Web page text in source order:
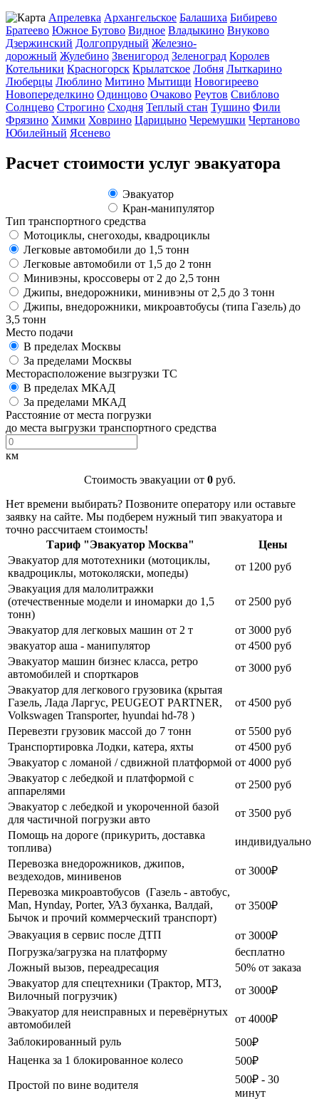
Апрелевка Архангельское Балашиха Бибирево
Братеево Южное Бутово Видное Владыкино Внуково
Дзержинский Долгопрудный Железно-
дорожный Жулебино Звенигород Зеленоград Королев
Котельники Красногорск Крылатское Лобня Лыткарино
Люберцы Люблино Митино Мытищи Новогиреево
Новопеределкино Одинцово Очаково Реутов Свиблово
Солнцево Строгино Сходня Теплый стан Тушино Фили
Фрязино Химки Ховрино Царицыно Черемушки Чертаново
Юбилейный Ясенево
Расчет стоимости услуг эвакуатора
Эвакуатор
Кран-манипулятор
Тип транспортного средства
Мотоциклы, снегоходы, квадроциклы
Легковые автомобили до 1,5 тонн
Легковые автомобили от 1,5 до 2 тонн
Минивэны, кроссоверы от 2 до 2,5 тонн
Джипы, внедорожники, минивэны от 2,5 до 3 тонн
Джипы, внедорожники, микроавтобусы (типа Газель) до
3,5 тонн
Место подачи
В пределах Москвы
За пределами Москвы
Месторасположение вызгрузки ТС
В пределах МКАД
За пределами МКАД
Расстояние от места погрузки
до места выгрузки транспортного средства
км
Стоимость эвакуации от 0руб.
Нет времени выбирать? Позвоните оператору или оставьте
заявку на сайте. Мы подберем нужный тип эвакуатора и
точно рассчитаем стоимость!
Тариф "Эвакуатор Москва"
Цены
Эвакуатор для мототехники (мотоциклы,
квадроциклы, мотоколяски, мопеды)
от 1200 руб
Эвакуация для малолитражки
(отечественные модели и иномарки до 1,5
тонн)
от 2500 руб
Эвакуатор для легковых машин от 2 т
от 3000 руб
эвакуатор аша - манипулятор
от 4500 руб
Эвакуатор машин бизнес класса, ретро
автомобилей и спорткаров
от 3000 руб
Эвакуатор для легкового грузовика (крытая
Газель, Лада Ларгус, PEUGEOT PARTNER,
Volkswagen Transporter, hyundai hd-78 )
от 4500 руб
Перевезти грузовик массой до 7 тонн
от 5500 руб
Транспортировка Лодки, катера, яхты
от 4500 руб
Эвакуатор c ломаной / сдвижной платформой от 4000 руб
Эвакуатор с лебедкой и платформой с
аппарелями
от 2500 руб
Эвакуатор с лебедкой и укороченной базой
для частичной погрузки авто
от 3500 руб
Помощь на дороге (прикурить, доставка
топлива)
индивидуально
Перевозка внедорожников, джипов,
вездеходов, минивенов
от 3000₽
Перевозка микроавтобусов (Газель - автобус,
Man, Hynday, Porter, УАЗ буханка, Валдай,
Бычок и прочий коммерческий транспорт)
от 3500₽
Эвакуация в сервис после ДТП
от 3000₽
Погрузка/загрузка на платформу
бесплатно
Ложный вызов, переадресация
50% от заказа
Эвакуатор для спецтехники (Трактор, МТЗ,
Вилочный погрузчик)
от 3000₽
Эвакуатор для неисправных и перевёрнутых
автомобилей
от 4000₽
Заблокированный руль
500₽
Наценка за 1 блокированное колесо
500₽
Простой по вине водителя
500₽ - 30
минут